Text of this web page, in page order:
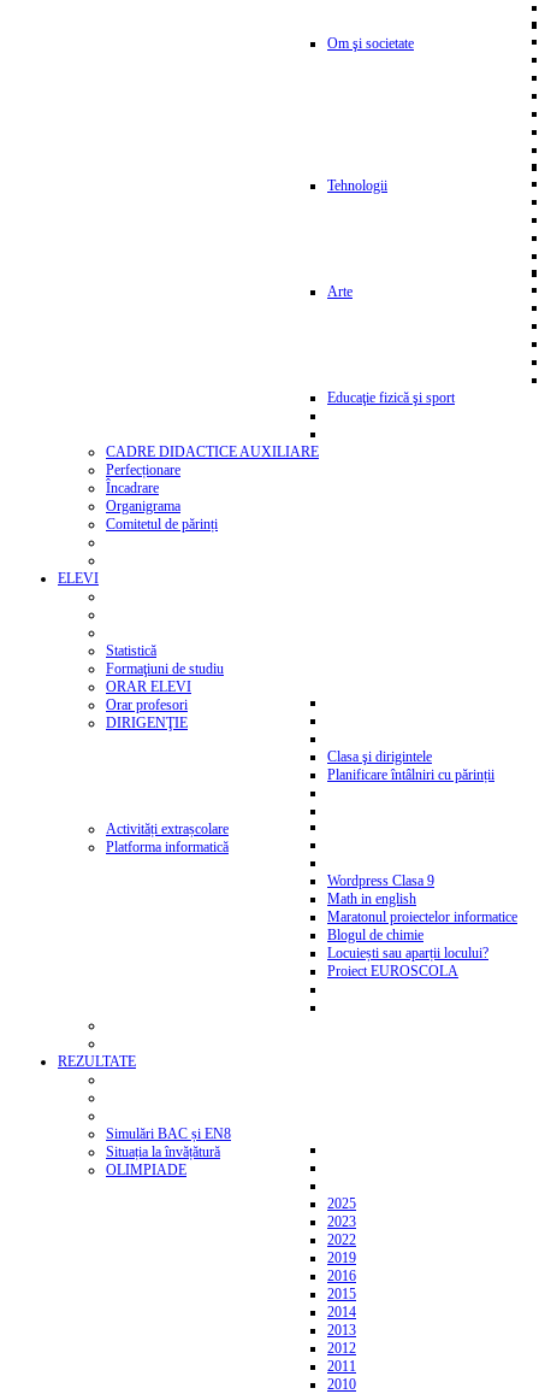
Om şi societate
Tehnologii
Arte
Educaţie fizică şi sport
CADRE DIDACTICE AUXILIARE
Perfecționare
Încadrare
Organigrama
Comitetul de părinți
ELEVI
Statistică
Formaţiuni de studiu
ORAR ELEVI
Orar profesori
DIRIGENŢIE
Clasa şi dirigintele
Planificare întâlniri cu părinții
Activități extrașcolare
Platforma informatică
Wordpress Clasa 9
Math in english
Maratonul proiectelor informatice
Blogul de chimie
Locuiești sau aparții locului?
Proiect EUROSCOLA
REZULTATE
Simulări BAC și EN8
Situația la învățătură
OLIMPIADE
2025
2023
2022
2019
2016
2015
2014
2013
2012
2011
2010